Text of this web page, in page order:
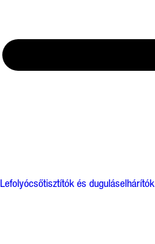
Lefolyócsőtisztítók és duguláselhárítók